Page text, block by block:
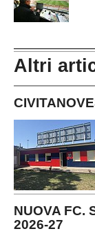
Altri
NUOVA FC.
2026-27